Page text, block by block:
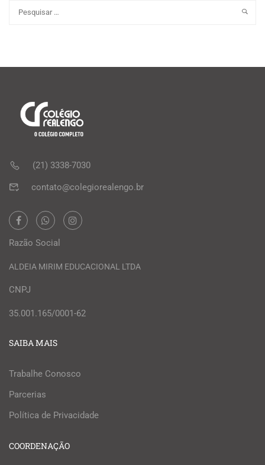
(21) 3338-7030
contato@colegiorealengo.br
Razão Social
ALDEIA MIRIM EDUCACIONAL LTDA
CNPJ
35.001.165/0001-62
SAIBA MAIS
Trabalhe Conosco
Parcerias
Política de Privacidade
COORDENAÇÃO